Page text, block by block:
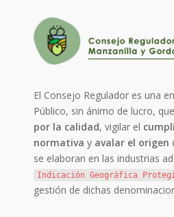
El Consejo Regulador es una
Público, sin ánimo de lucro,
por la calidad, vigilar el
normativa y avalar el origen
se elaboran en las industrias
Indicación Geográfica
gestión de dichas